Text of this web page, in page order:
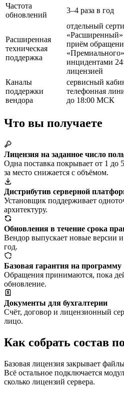
Частота
обновлений
3–4 раза в год
Расширенная
техническая
поддержка
отдельный
приём
инцидентами
лицензией
Каналы
поддержки
вендора
сервисный
телефонная
до 18:00 МСК
Что вы получаете
Лицензия на заданное число
Одна поставка покрывает от 1 до
за место снижается с объёмом.
Дистрибутив серверной
Установщик поддерживает
архитектуру.
Обновления в течение срока
Вендор выпускает новые версии и
год.
Базовая гарантия на программу
Обращения принимаются, пока
обновление.
Документы для бухгалтерии
Счёт, договор и лицензионный
лицо.
Как собрать состав
Базовая лицензия закрывает
Всё остальное подключается
сколько лицензий сервера.